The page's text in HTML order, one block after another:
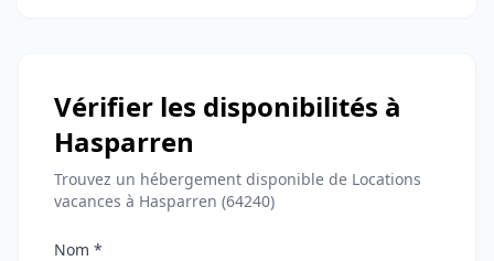
Vérifier les disponibilités à
Hasparren
Trouvez un hébergement disponible de Locations
vacances à Hasparren (64240)
Nom *